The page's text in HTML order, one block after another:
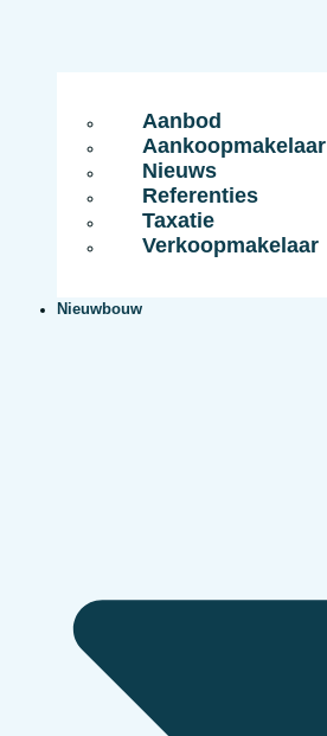
Aanbod
Aankoopmakelaar
Nieuws
Referenties
Taxatie
Verkoopmakelaar
Nieuwbouw